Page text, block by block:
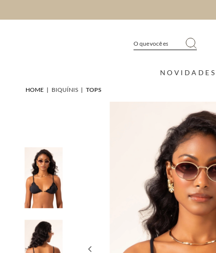
NOVIDADES
HOME | BIQUÍNIS | TOPS